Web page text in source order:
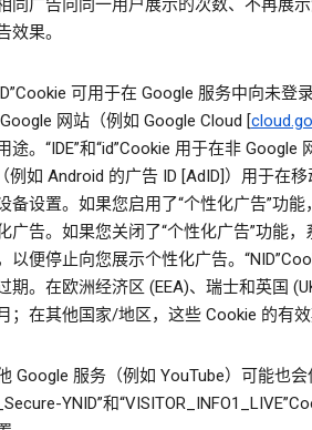
同广告向同一用户展示的次数、不再展
效果。
可用于在 Google 服务中向未
网站（例如 Google Cloud [
途。“IDE”和“id”Cookie 用于在非
例如 Android 的广告 ID [AdID]）用于在
备设置。如果您启用了“个性化广告”功能
广告。如果您关闭了“个性化广告”功能
以便停止向您展示个性化广告。
期。在欧洲经济区 (EEA)、瑞士和英国
；在其他国家/地区，这些 Cookie 的有效
Google 服务（例如 YouTube）可能也
YNID”和